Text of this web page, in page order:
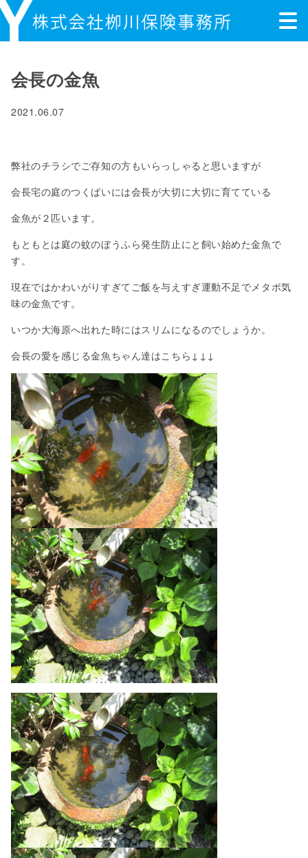
会長の金魚
2021.06.07
弊社のチラシでご存知の方もいらっしゃると思いますが
会長宅の庭のつくばいには会長が大切に大切に育てている
金魚が２匹います。
もともとは庭の蚊のぼうふら発生防止にと飼い始めた金魚で
す。
現在ではかわいがりすぎてご飯を与えすぎ運動不足でメタボ気
味の金魚です。
いつか大海原へ出れた時にはスリムになるのでしょうか。
会長の愛を感じる金魚ちゃん達はこちら↓↓↓